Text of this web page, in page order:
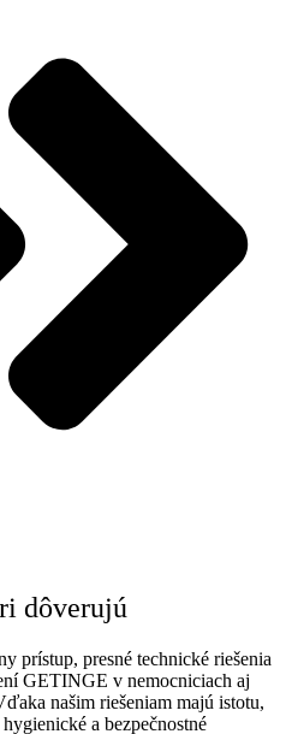
dôverujú
prístup, presné technické riešenia
GETINGE v nemocniciach aj
našim riešeniam majú istotu,
a bezpečnostné